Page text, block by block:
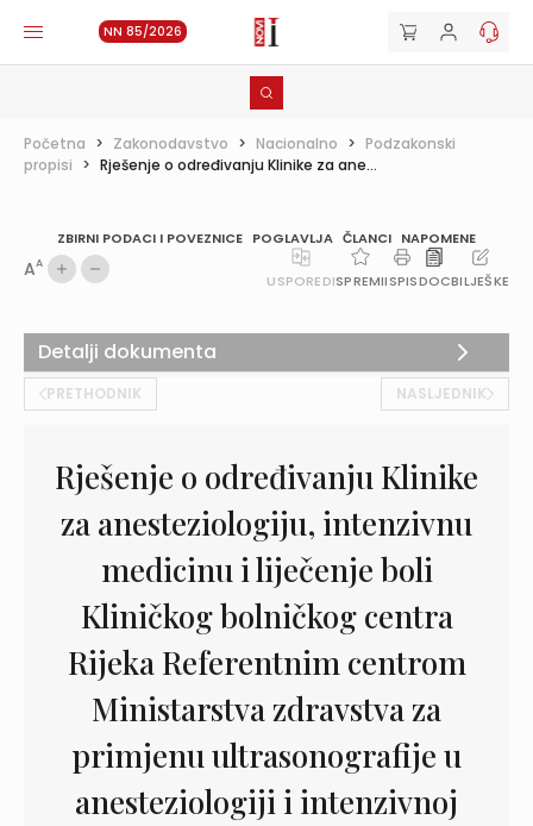
NN 85/2026
Početna > Zakonodavstvo > Nacionalno > Podzakonski
propisi > Rješenje o određivanju Klinike za ane...
ZBIRNI PODACI I POVEZNICE POGLAVLJA ČLANCI NAPOMENE
AA
USPOREDISPREMIISPISDOCBILJEŠKE
PRETHODNIK NASLJEDNIK
Rješenje o određivanju Klinike
za anesteziologiju, intenzivnu
medicinu i liječenje boli
Kliničkog bolničkog centra
Rijeka Referentnim centrom
Ministarstva zdravstva za
primjenu ultrasonografije u
anesteziologiji i intenzivnoj
Detalji dokumenta